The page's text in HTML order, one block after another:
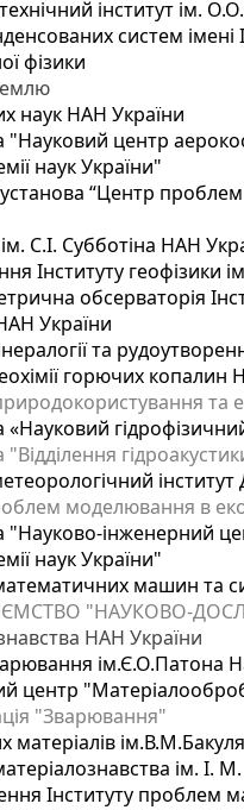
інститут ім.
систем
фізики
наук НАН України
центр
наук України"
“Центр проблем
С.І. Субботіна НАН
Інституту геофізики
обсерваторія
України
та
горючих
та
моделювання в
інженерний
наук України"
машин та
"НАУКОВО-
НАН України
ім.Є.О.Патона
центр
"Зварювання"
матеріалів
ім. І.
Інституту проблем